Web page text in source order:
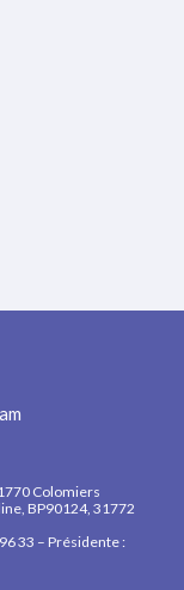
Colomiers
BP90124, 31772
33 – Présidente :